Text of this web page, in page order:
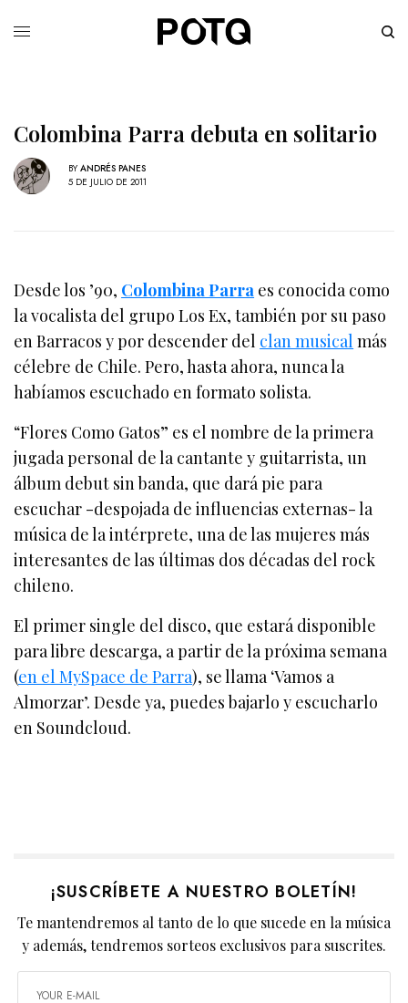
Colombina Parra debuta en solitario
BY ANDRÉS PANES
5 DE JULIO DE 2011
Desde los ’90, Colombina Parra es conocida como
la vocalista del grupo Los Ex, también por su paso
en Barracos y por descender del clan musical más
célebre de Chile. Pero, hasta ahora, nunca la
habíamos escuchado en formato solista.
“Flores Como Gatos” es el nombre de la primera
jugada personal de la cantante y guitarrista, un
álbum debut sin banda, que dará pie para
escuchar -despojada de influencias externas- la
música de la intérprete, una de las mujeres más
interesantes de las últimas dos décadas del rock
chileno.
El primer single del disco, que estará disponible
para libre descarga, a partir de la próxima semana
(en el MySpace de Parra), se llama ‘Vamos a
Almorzar’. Desde ya, puedes bajarlo y escucharlo
en Soundcloud.
¡SUSCRÍBETE A NUESTRO BOLETÍN!
Te mantendremos al tanto de lo que sucede en la música
y además, tendremos sorteos exclusivos para suscrites.